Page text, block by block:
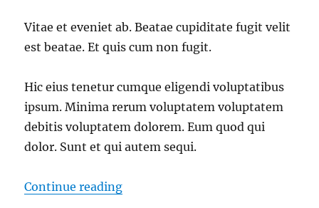
Vitae et eveniet ab. Beatae cupiditate fugit velit
est beatae. Et quis cum non fugit.
Hic eius tenetur cumque eligendi voluptatibus
ipsum. Minima rerum voluptatem voluptatem
debitis voluptatem dolorem. Eum quod qui
dolor. Sunt et qui autem sequi.
Continue reading“Commodi repellendus in.”